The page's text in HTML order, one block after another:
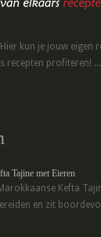
kun je jouw eigen
recepten profiteren! ...
Tajine met Eieren
Kefta
en zit